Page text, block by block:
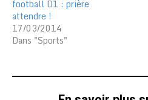
football D1 : prière
attendre !
17/03/2014
Dans "Sports"